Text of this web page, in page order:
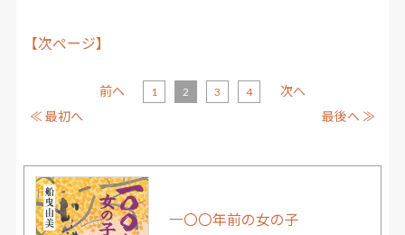
【次ページ】
≪ 最初へ
前へ 1 2 3 4
次へ
最後へ ≫
一〇〇年前の女の子